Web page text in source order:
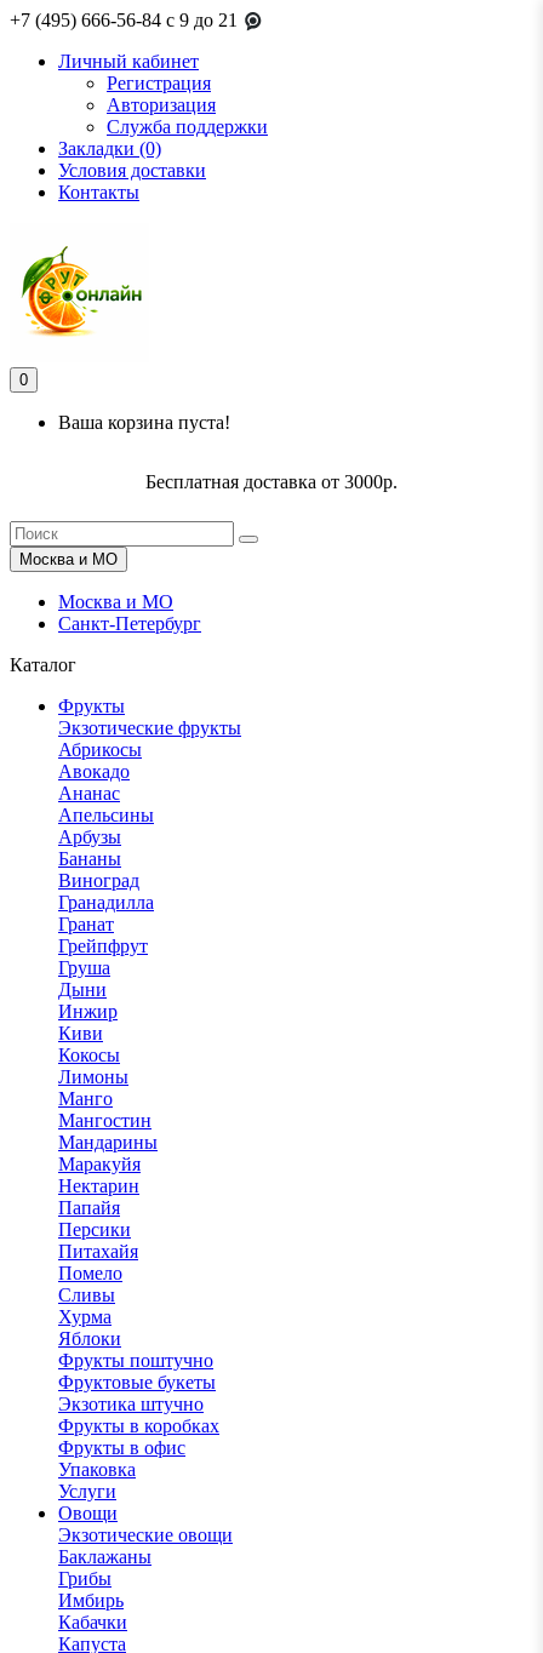
+7 (495) 666-56-84 c 9 до 21
Личный кабинет
Регистрация
Авторизация
Служба поддержки
Закладки (0)
Условия доставки
Контакты
0
Ваша корзина пуста!
Бесплатная доставка от 3000р.
Москва и МО
Москва и МО
Санкт-Петербург
Каталог
Фрукты
Экзотические фрукты
Абрикосы
Авокадо
Ананас
Апельсины
Арбузы
Бананы
Виноград
Гранадилла
Гранат
Грейпфрут
Груша
Дыни
Инжир
Киви
Кокосы
Лимоны
Манго
Мангостин
Мандарины
Маракуйя
Нектарин
Папайя
Персики
Питахайя
Помело
Сливы
Хурма
Яблоки
Фрукты поштучно
Фруктовые букеты
Экзотика штучно
Фрукты в коробках
Фрукты в офис
Упаковка
Услуги
Овощи
Экзотические овощи
Баклажаны
Грибы
Имбирь
Кабачки
Капуста